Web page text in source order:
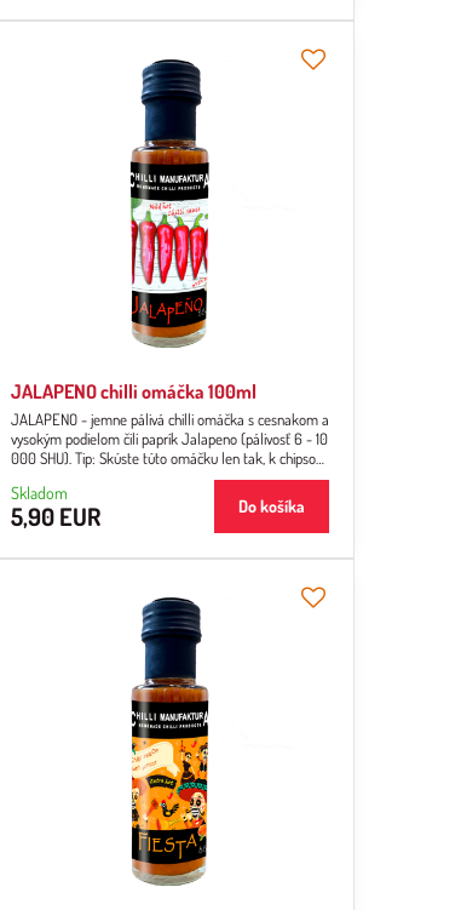
JALAPENO chilli omáčka 100ml
JALAPENO - jemne pálivá chilli omáčka s cesnakom a
vysokým podielom čili paprík Jalapeno (pálivosť 6 - 10
000 SHU). Tip: Skúste túto omáčku len tak, k chipsom
či nachos pri posedení s rodinou alebo s priateľmi.
Skladom
5,90 EUR Do košíka